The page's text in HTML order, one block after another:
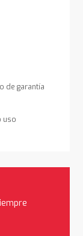
de garantía
uso